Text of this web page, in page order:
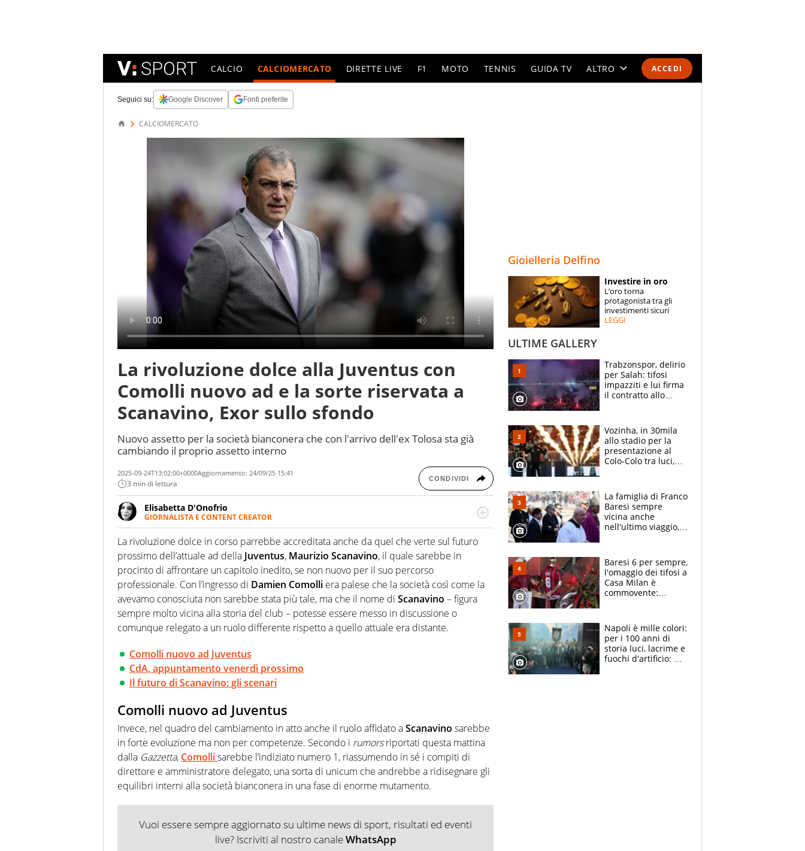
ACCEDI
CALCIO CALCIOMERCATO DIRETTE LIVE F1 MOTO TENNIS GUIDA TV ALTRO
SPECIALI
ESPERTI
Seguici su: Google Discover Fonti preferite
CALCIOMERCATO
La rivoluzione dolce alla Juventus con
Comolli nuovo ad e la sorte riservata a
Scanavino, Exor sullo sfondo
Nuovo assetto per la società bianconera che con l'arrivo dell'ex Tolosa sta già
cambiando il proprio assetto interno
2025-09-24T13:02:00+0000Aggiornamento: 24/09/25 15:41
3 min di lettura CONDIVIDI
Elisabetta D'Onofrio
GIORNALISTA E CONTENT CREATOR
Giornalista professionista dal 2007, scrive per curiosità personale e necessità:
soprattutto di calcio, di sport e dei suoi protagonisti, concedendosi innocenti evasioni
nell'ambito della creazione di format. Un tempo ala destra, oggi si sente a suo agio nel
ruolo di libero. Cura una classifica riservata dei migliori 5 calciatori di sempre.
La rivoluzione dolce in corso parrebbe accreditata anche da quel che verte sul futuro
prossimo dell’attuale ad della Juventus, Maurizio Scanavino, il quale sarebbe in
procinto di affrontare un capitolo inedito, se non nuovo per il suo percorso
professionale. Con l’ingresso di Damien Comolli era palese che la società così come la
avevamo conosciuta non sarebbe stata più tale, ma che il nome di Scanavino – figura
sempre molto vicina alla storia del club – potesse essere messo in discussione o
comunque relegato a un ruolo differente rispetto a quello attuale era distante.
Comolli nuovo ad Juventus
CdA, appuntamento venerdì prossimo
Il futuro di Scanavino: gli scenari
Comolli nuovo ad Juventus
Invece, nel quadro del cambiamento in atto anche il ruolo affidato aScanavino sarebbe
in forte evoluzione ma non per competenze. Secondo i rumorsriportati questa mattina
dalla Gazzetta, Comollisarebbe l’indiziato numero 1, riassumendo in sé i compiti di
direttore e amministratore delegato, una sorta di unicum che andrebbe a ridisegnare gli
equilibri interni alla società bianconera in una fase di enorme mutamento.
Vuoi essere sempre aggiornato su ultime news di sport, risultati ed eventi
live? Iscriviti al nostro canaleWhatsApp
Gioielleria Delfino
Investire in oro
L’oro torna
protagonista tra gli
investimenti sicuri
LEGGI
ULTIME GALLERY
Trabzonspor, delirio
per Salah: tifosi
impazziti e lui firma
il contratto allo
Vozinha, in 30mila
allo stadio per la
presentazione al
Colo-Colo tra luci,
La famiglia di Franco
Baresi sempre
vicina anche
nell'ultimo viaggio,
circondati
dall'affetto dei tifosi
Baresi 6 per sempre,
l'omaggio dei tifosi a
Casa Milan è
commovente:
bigliettini
Napoli è mille colori:
per i 100 anni di
storia luci, lacrime e
fuochi d'artificio: De